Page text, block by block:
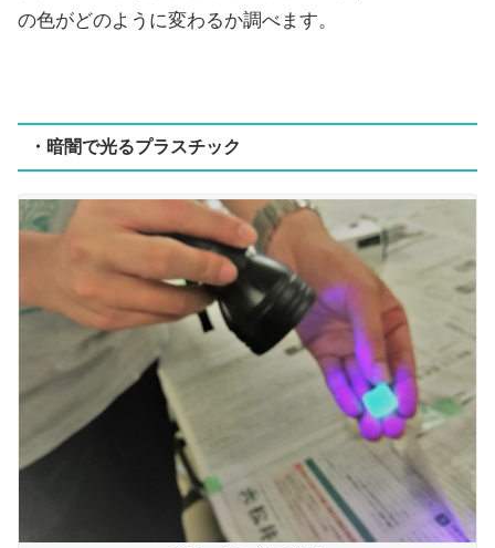
の色がどのように変わるか調べます。
・暗闇で光るプラスチック